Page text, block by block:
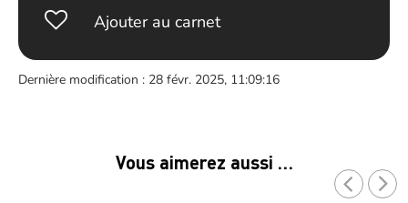
Ajouter au carnet
Dernière modification : 28 févr. 2025, 11:09:16
Vous aimerez aussi …